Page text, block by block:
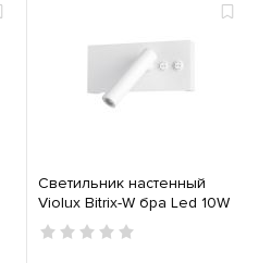
Светильник настенный
Violux Bitrix-W бра Led 10W
4200K IP20 белый